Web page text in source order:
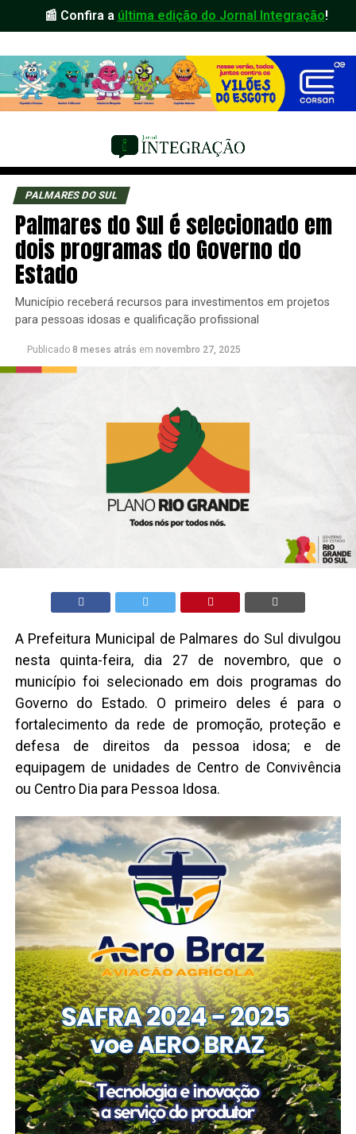
📰 Confira a última edição do Jornal Integração!
PALMARES DO SUL
Palmares do Sul é selecionado em
dois programas do Governo do
Estado
Município receberá recursos para investimentos em projetos
para pessoas idosas e qualificação profissional
Publicado 8 meses atrás em novembro 27, 2025
A Prefeitura Municipal de Palmares do Sul divulgou
nesta quinta-feira, dia 27 de novembro, que o
município foi selecionado em dois programas do
Governo do Estado. O primeiro deles é para o
fortalecimento da rede de promoção, proteção e
defesa de direitos da pessoa idosa; e de
equipagem de unidades de Centro de Convivência
ou Centro Dia para Pessoa Idosa.